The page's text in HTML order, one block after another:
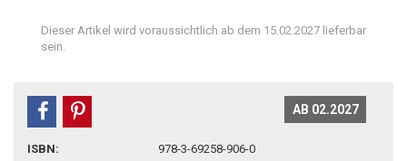
Dieser Artikel wird voraussichtlich ab dem 15.02.2027 lieferbar
sein.
AB 02.2027
teilen
ISBN:
978-3-69258-906-0